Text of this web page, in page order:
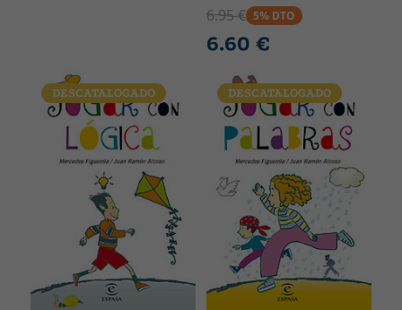
6.95 € 5% DTO
6.60 €
DESCATALOGADO DESCATALOGADO